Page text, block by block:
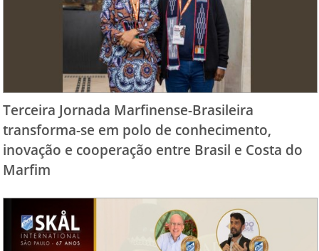
Terceira Jornada Marfinense-Brasileira
transforma-se em polo de conhecimento,
inovação e cooperação entre Brasil e Costa do
Marfim